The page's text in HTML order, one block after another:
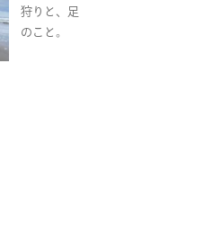
狩りと、足
のこと。